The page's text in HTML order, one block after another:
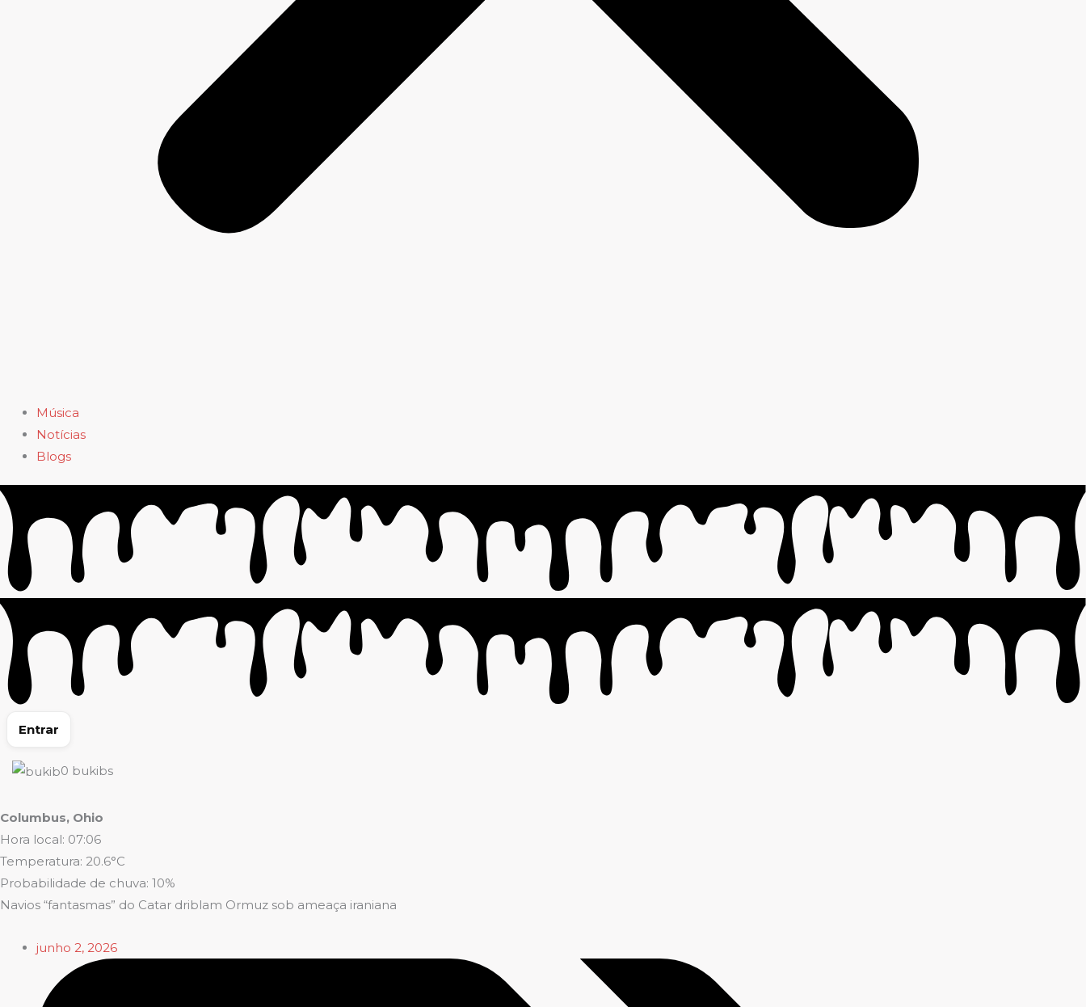
Música
Notícias
Blogs
Entrar
0 bukibs
Columbus, Ohio
Hora local: 07:06
Temperatura: 20.6°C
Probabilidade de chuva: 10%
Navios “fantasmas” do Catar driblam Ormuz sob ameaça iraniana
junho 2, 2026